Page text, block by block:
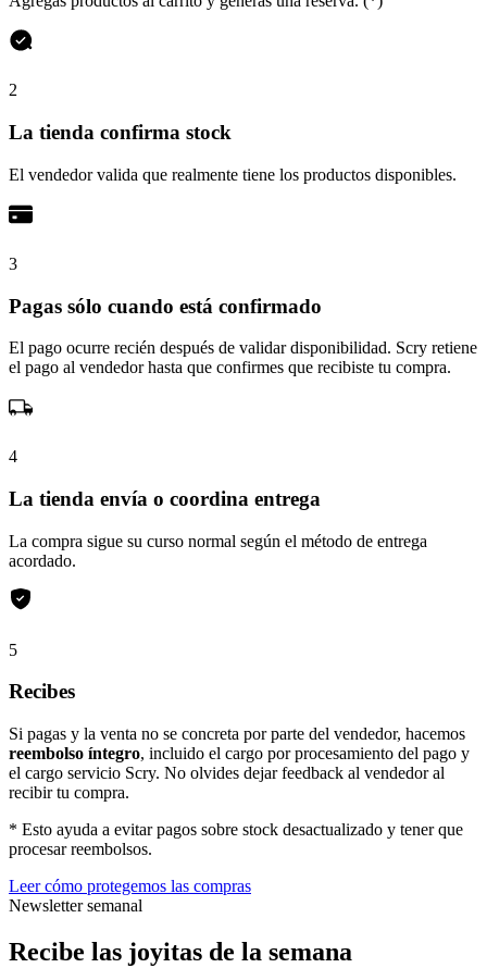
2
La tienda confirma stock
El vendedor valida que realmente tiene los productos disponibles.
3
Pagas sólo cuando está confirmado
El pago ocurre recién después de validar disponibilidad. Scry retiene
el pago al vendedor hasta que confirmes que recibiste tu compra.
4
La tienda envía o coordina entrega
La compra sigue su curso normal según el método de entrega
acordado.
5
Recibes
Si pagas y la venta no se concreta por parte del vendedor, hacemos
reembolso íntegro, incluido el cargo por procesamiento del pago y
el cargo servicio Scry. No olvides dejar feedback al vendedor al
recibir tu compra.
* Esto ayuda a evitar pagos sobre stock desactualizado y tener que
procesar reembolsos.
Leer cómo protegemos las compras
Newsletter semanal
Recibe las joyitas de la semana